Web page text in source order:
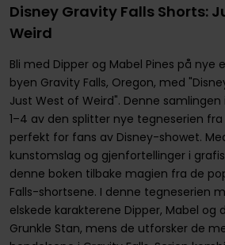
Disney Gravity Falls Shorts:
Weird
Bli med Dipper og Mabel Pines på nye
byen Gravity Falls, Oregon, med
Just West of Weird". Denne
1–4 av den splitter nye tegneserien fra
perfekt for fans av Disney-showet.
kunstomslag og gjenfortellinger i
denne boken tilbake magien fra de
Falls-shortsene. I denne tegneserien
elskede karakterene Dipper, Mabel og
Grunkle Stan, mens de utforsker de